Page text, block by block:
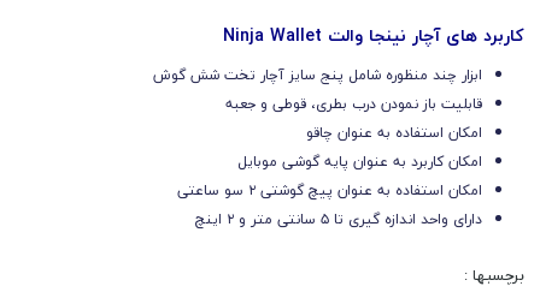
کاربرد های آچار نینجا والت Ninja Wallet
ابزار چند منظوره شامل پنج سایز آچار تخت شش گوش
قابلیت باز نمودن درب بطری، قوطی و جعبه
امکان استفاده به عنوان چاقو
امکان کاربرد به عنوان پایه گوشی موبایل
امکان استفاده به عنوان پیچ گوشتی ۲ سو ساعتی
دارای واحد اندازه‌ گیری تا ۵ سانتی‌ متر و ۲ اینچ
برچسبها :